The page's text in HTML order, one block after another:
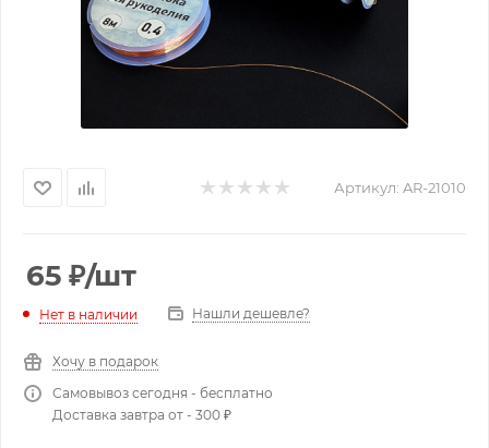
Артикул: AR-21010
65 ₽/шт
Нет в наличии Нашли дешевле?
Хочу в подарок
Самовывоз сегодня - бесплатно
Доставка завтра от - 300 ₽